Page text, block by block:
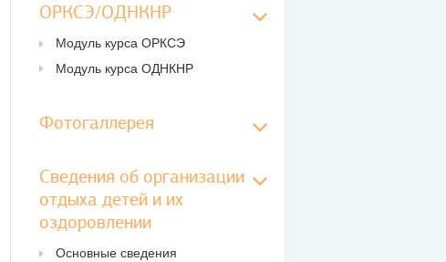
ОРКСЭ/ОДНКНР
Модуль курса ОРКСЭ
Модуль курса ОДНКНР
Фотогаллерея
Сведения об организации
отдыха детей и их
оздоровлении
Основные сведения